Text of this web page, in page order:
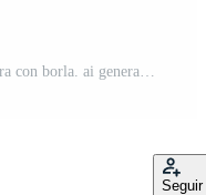
Seguir